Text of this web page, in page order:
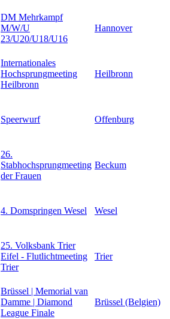
DM Mehrkampf
M/W/U
23/U20/U18/U16
Hannover
Internationales
Hochsprungmeeting
Heilbronn
Heilbronn
Speerwurf Offenburg
26.
Stabhochsprungmeeting
der Frauen
Beckum
4. Domspringen Wesel Wesel
25. Volksbank Trier
Eifel - Flutlichtmeeting
Trier
Trier
Brüssel | Memorial van
Damme | Diamond
League Finale
Brüssel (Belgien)